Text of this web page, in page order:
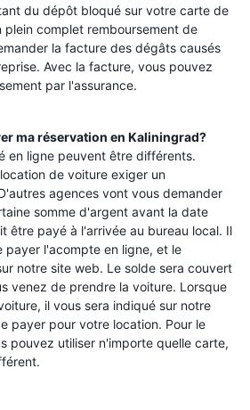
du dépôt bloqué sur votre carte de
complet remboursement de
la facture des dégâts causés
Avec la facture, vous pouvez
par l'assurance.
ma réservation en Kaliningrad?
en ligne peuvent être différents.
de voiture exiger un
agences vont vous demander
somme d'argent avant la date
être payé à l'arrivée au bureau local. Il
payer l'acompte en ligne, et le
notre site web. Le solde sera couvert
venez de prendre la voiture. Lorsque
il vous sera indiqué sur notre
payer pour votre location. Pour le
pouvez utiliser n'importe quelle carte,